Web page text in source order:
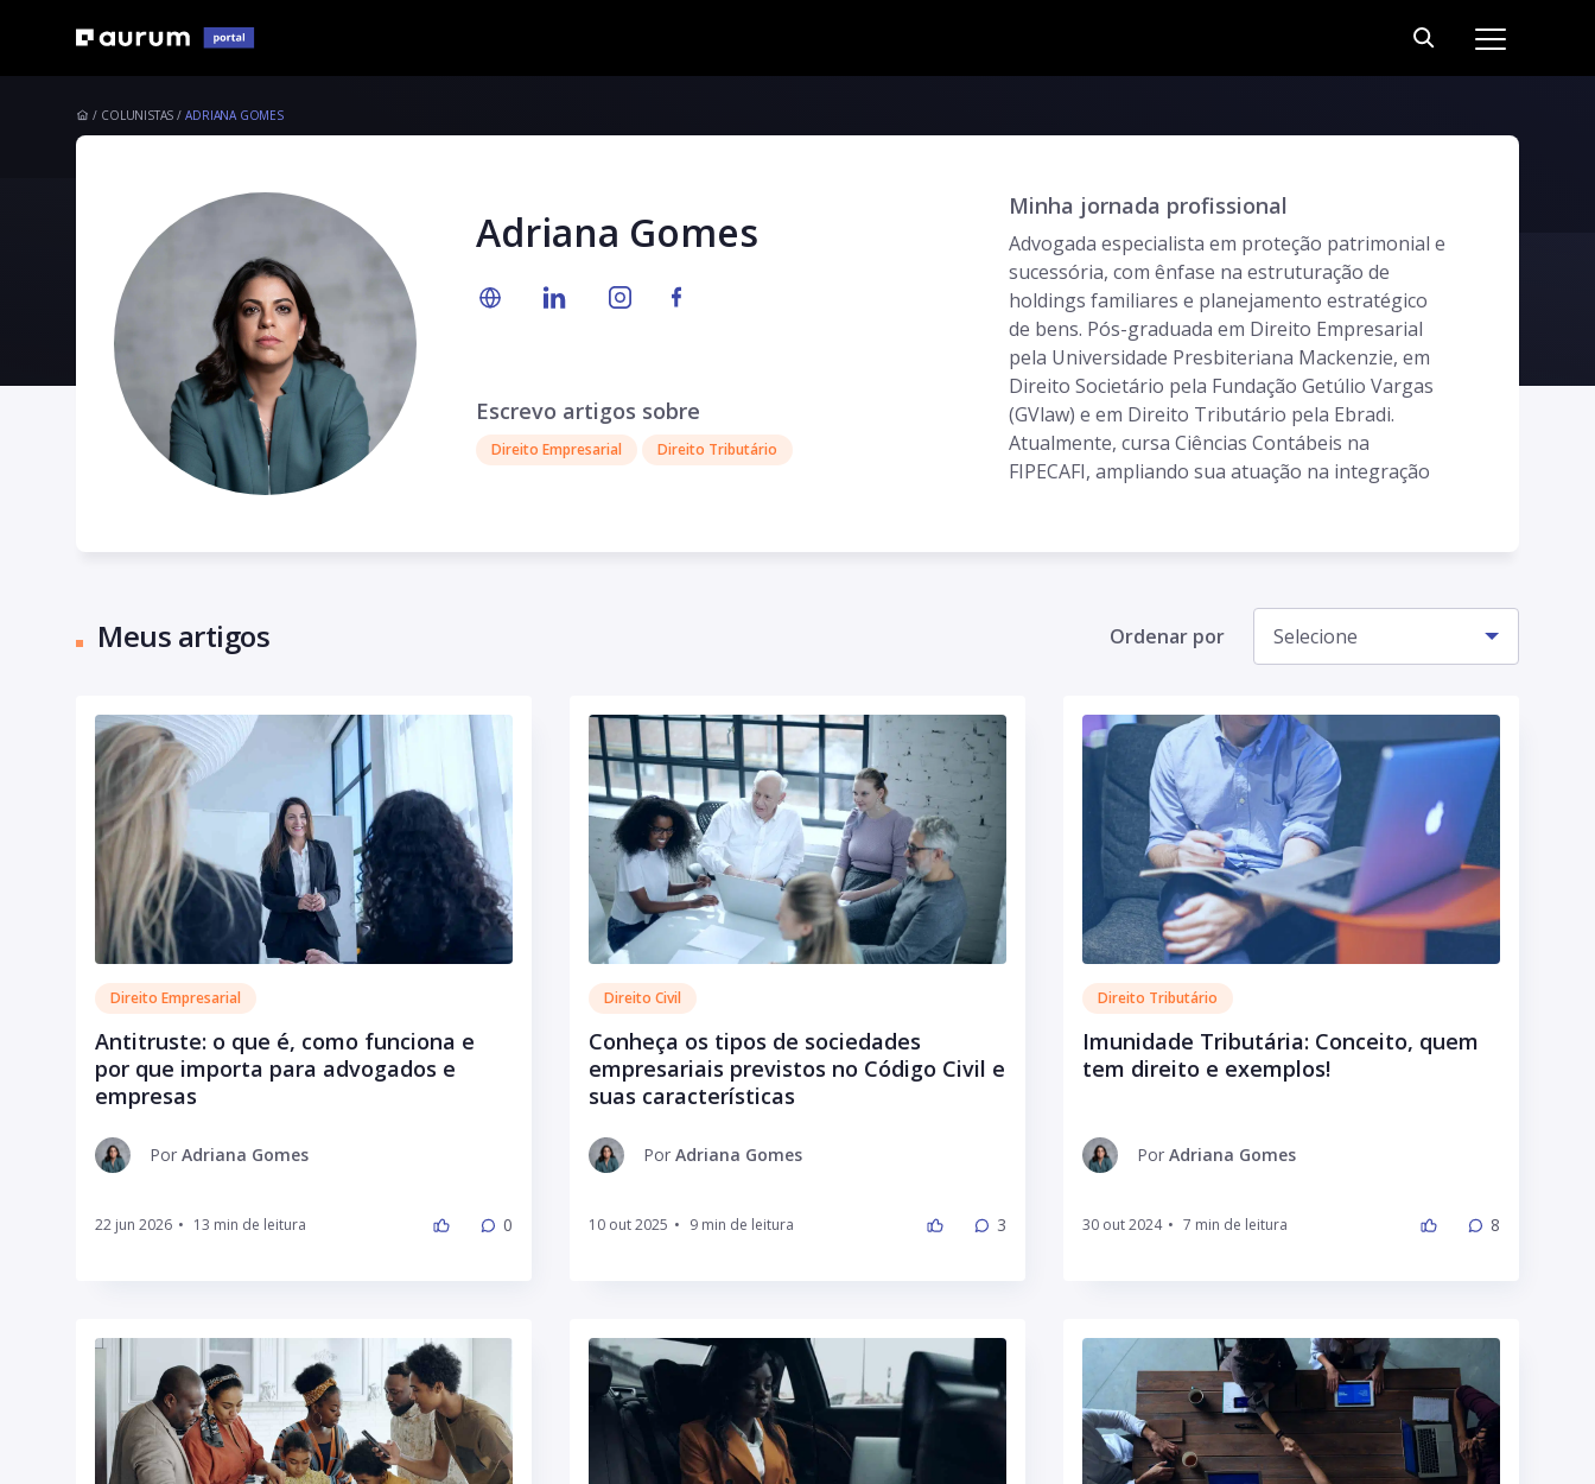
COLUNISTAS ADRIANA GOMES
Adriana Gomes
Escrevo artigos sobre
Direito Empresarial Direito Tributário
Minha jornada profissional
Advogada especialista em proteção patrimonial e
sucessória, com ênfase na estruturação de
holdings familiares e planejamento estratégico
de bens. Pós-graduada em Direito Empresarial
pela Universidade Presbiteriana Mackenzie, em
Direito Societário pela Fundação Getúlio Vargas
(GVlaw) e em Direito Tributário pela Ebradi.
Atualmente, cursa Ciências Contábeis na
FIPECAFI, ampliando sua atuação na integração
Sociedade de Advogados
consultoria e assessoria jurídica em Direito
Societário, Direito Empresarial, Sucessões e
Planejamento Tributário, com foco na
patrimônio familiar e empresarial.
Meus artigos Ordenar por Selecione
Direito Empresarial
Antitruste: o que é, como funciona e
por que importa para advogados e
empresas
Por Adriana Gomes
22 jun 2026 • 0
Direito Civil
Conheça os tipos de sociedades
empresariais previstos no Código Civil e
suas características
Por Adriana Gomes
10 out 2025 • 3
Direito Tributário
Imunidade Tributária: Conceito, quem
tem direito e exemplos!
Por Adriana Gomes
30 out 2024 • 8